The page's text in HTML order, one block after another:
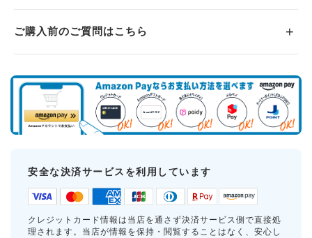
ご購入前のご質問はこちら
安全な決済サービスを利用しています
クレジットカード情報は当店を通さず決済サービス側で直接処
理されます。当店が情報を保持・閲覧することはなく、安心し